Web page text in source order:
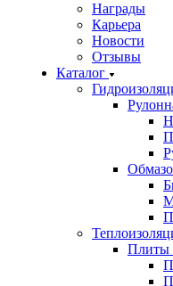
Награды
Карьера
Новости
Отзывы
Каталог
Плиты